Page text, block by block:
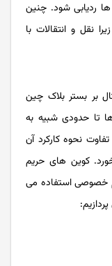
ردیابی شود. چنین
نقل و انتقالات با
بر بستر بلاک چین
تا حدودی شبیه به
نحوه کارکرد آن
کوین های حریم
خصوصی استفاده می